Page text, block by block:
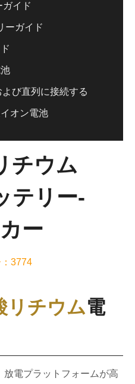
イド
ーガイド
び直列に接続する
オン電池
チウム
テリー-
ー
3774
リチウム電
放電プラットフォームが高